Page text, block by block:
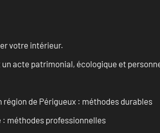
votre intérieur.
acte patrimonial, écologique et
de Périgueux : méthodes durables
: méthodes professionnelles